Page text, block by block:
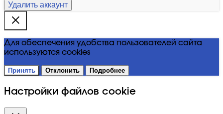
Удалить аккаунт
Для обеспечения удобства пользователей сайта
используются cookies
Принять Отклонить Подробнее
Настройки файлов cookie